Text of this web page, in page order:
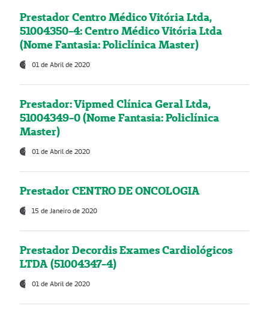
Prestador Centro Médico Vitória Ltda,
51004350-4: Centro Médico Vitória Ltda
(Nome Fantasia: Policlínica Master)
01 de Abril de 2020
Prestador: Vipmed Clínica Geral Ltda,
51004349-0 (Nome Fantasia: Policlínica
Master)
01 de Abril de 2020
Prestador CENTRO DE ONCOLOGIA
15 de Janeiro de 2020
Prestador Decordis Exames Cardiológicos
LTDA (51004347-4)
01 de Abril de 2020